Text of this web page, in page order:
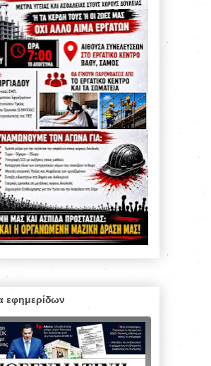
εφημερίδων